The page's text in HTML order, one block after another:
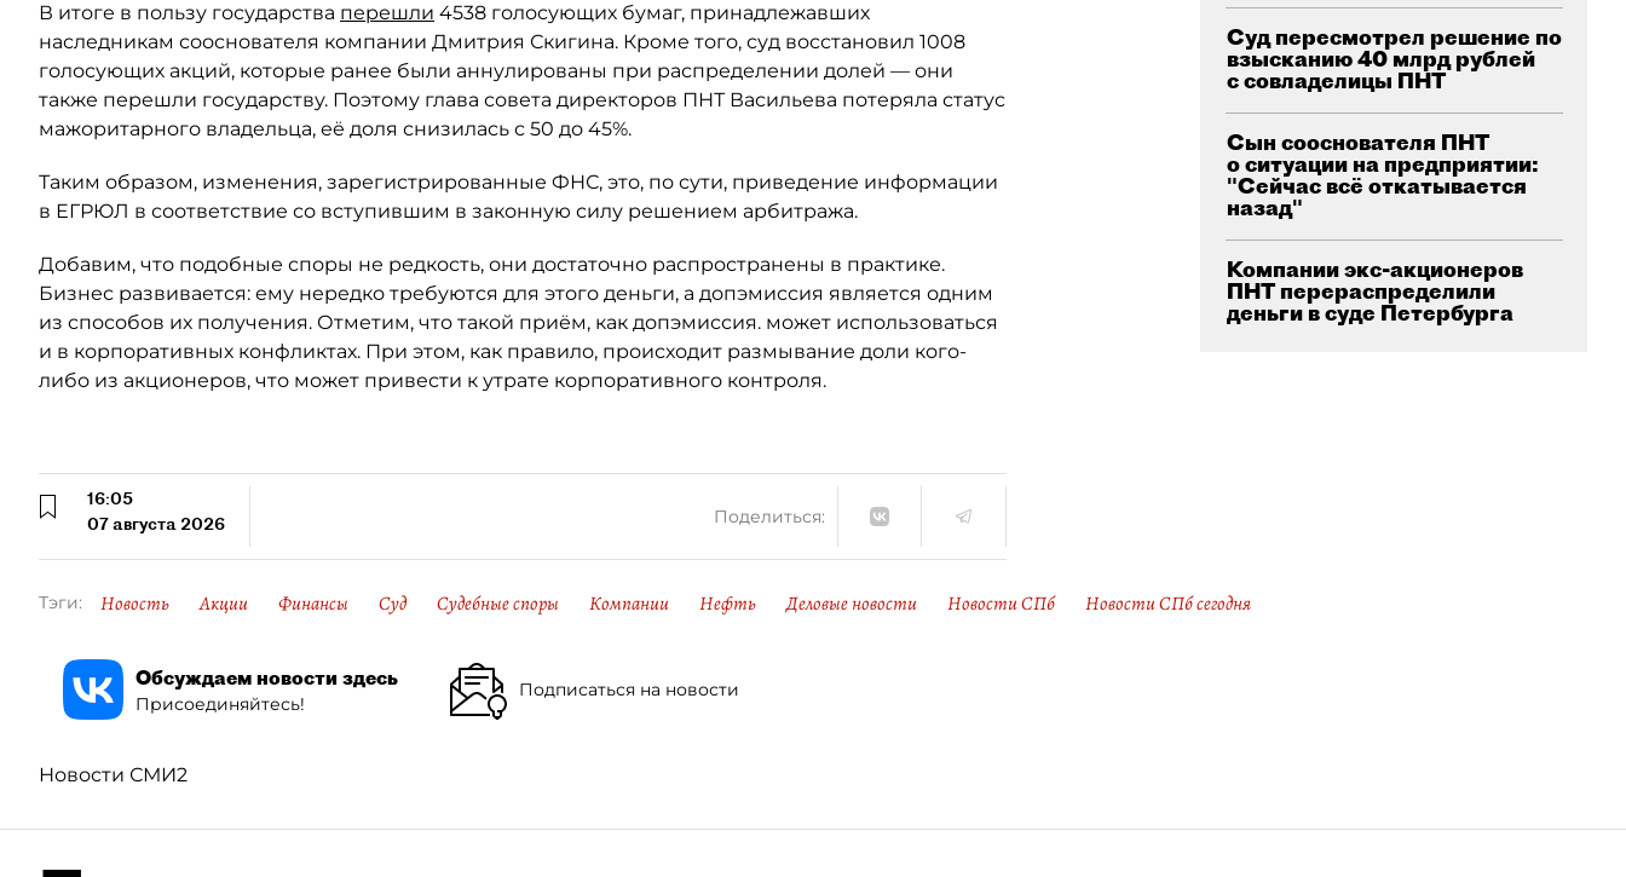
В итоге в пользу государства перешли 4538 голосующих бумаг, принадлежавших
наследникам сооснователя компании Дмитрия Скигина. Кроме того, суд восстановил 1008
голосующих акций, которые ранее были аннулированы при распределении долей — они
также перешли государству. Поэтому глава совета директоров ПНТ Васильева потеряла статус
мажоритарного владельца, её доля снизилась с 50 до 45%.
Таким образом, изменения, зарегистрированные ФНС, это, по сути, приведение информации
в ЕГРЮЛ в соответствие со вступившим в законную силу решением арбитража.
Добавим, что подобные споры не редкость, они достаточно распространены в практике.
Бизнес развивается: ему нередко требуются для этого деньги, а допэмиссия является одним
из способов их получения. Отметим, что такой приём, как допэмиссия. может использоваться
и в корпоративных конфликтах. При этом, как правило, происходит размывание доли кого-
либо из акционеров, что может привести к утрате корпоративного контроля.
Суд пересмотрел решение по
взысканию 40 млрд рублей
с совладелицы ПНТ
Сын сооснователя ПНТ
о ситуации на предприятии:
"Сейчас всё откатывается
назад"
Компании экс-акционеров
ПНТ перераспределили
деньги в суде Петербурга
16:05
07 августа 2026
Поделиться:
Тэги: Новость Акции Финансы Суд Судебные споры Компании Нефть Деловые новости Новости СПб Новости СПб сегодня
Обсуждаем новости здесь
Присоединяйтесь!
Подписаться на новости
Новости СМИ2